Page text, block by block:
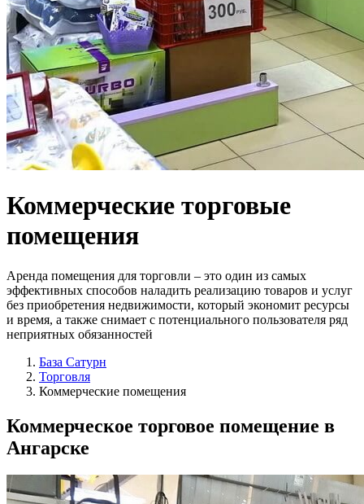
Коммерческие торговые
помещения
Аренда помещения для торговли – это один из самых
эффективных способов наладить реализацию товаров и услуг
без приобретения недвижимости, который экономит ресурсы
и время, а также снимает с потенциального пользователя ряд
неприятных обязанностей
База Сатурн
Торговля
Коммерческие помещения
Коммерческое торговое помещение в
Ангарске